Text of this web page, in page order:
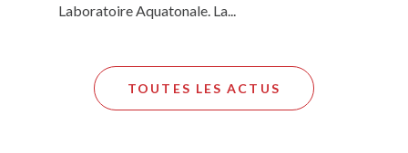
Laboratoire Aquatonale. La...
TOUTES LES ACTUS